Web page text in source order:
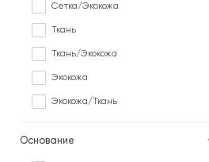
Сетка/Экокожа
Ткань
Ткань/Экокожа
Экокожа
Экокожа/Ткань
Основание